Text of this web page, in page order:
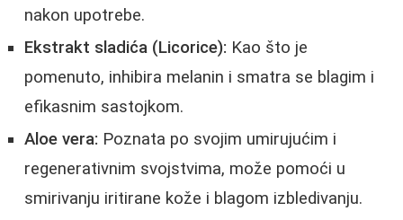
nakon upotrebe.
Ekstrakt sladića (Licorice): Kao što je
pomenuto, inhibira melanin i smatra se blagim i
efikasnim sastojkom.
Aloe vera: Poznata po svojim umirujućim i
regenerativnim svojstvima, može pomoći u
smirivanju iritirane kože i blagom izbledivanju.